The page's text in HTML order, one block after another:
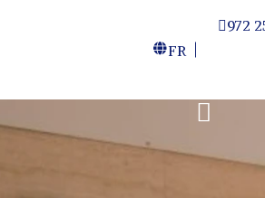
972
FR